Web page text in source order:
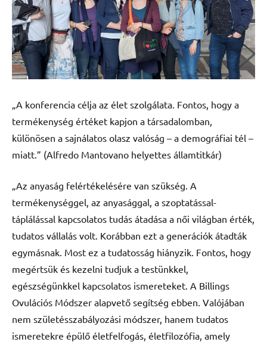
„A konferencia célja az élet szolgálata. Fontos, hogy a
termékenység értéket kapjon a társadalomban,
különösen a sajnálatos olasz valóság – a demográfiai tél –
miatt.” (Alfredo Mantovano helyettes államtitkár)
„Az anyaság felértékelésére van szükség. A
termékenységgel, az anyasággal, a szoptatással-
táplálással kapcsolatos tudás átadása a női világban érték,
tudatos vállalás volt. Korábban ezt a generációk átadták
egymásnak. Most ez a tudatosság hiányzik. Fontos, hogy
megértsük és kezelni tudjuk a testünkkel,
egészségünkkel kapcsolatos ismereteket. A Billings
Ovulációs Módszer alapvető segítség ebben. Valójában
nem születésszabályozási módszer, hanem tudatos
ismeretekre épülő életfelfogás, életfilozófia, amely